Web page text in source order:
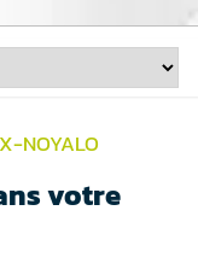
NOYALO
votre